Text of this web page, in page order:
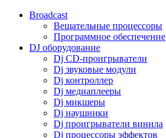
Broadcast
Вещательные процессоры
Программное обеспечение
DJ оборудование
Dj CD-проигрыватели
Dj звуковые модули
Dj контроллер
Dj медиаплееры
Dj микшеры
Dj наушники
Dj проигрыватели винила
Dj процессоры эффектов